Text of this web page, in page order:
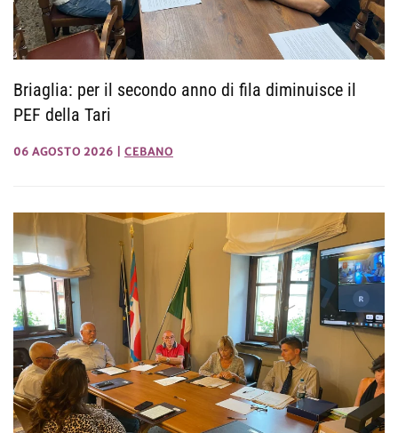
Briaglia: per il secondo anno di fila diminuisce il
PEF della Tari
06 AGOSTO 2026 CEBANO